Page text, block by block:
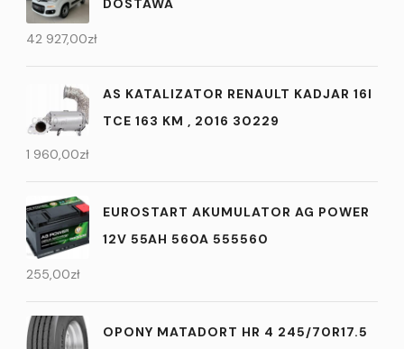
DOSTAWA
42 927,00zł
AS KATALIZATOR RENAULT KADJAR 16I
TCE 163 KM , 2016 30229
1 960,00zł
EUROSTART AKUMULATOR AG POWER
12V 55AH 560A 555560
255,00zł
OPONY MATADORT HR 4 245/70R17.5